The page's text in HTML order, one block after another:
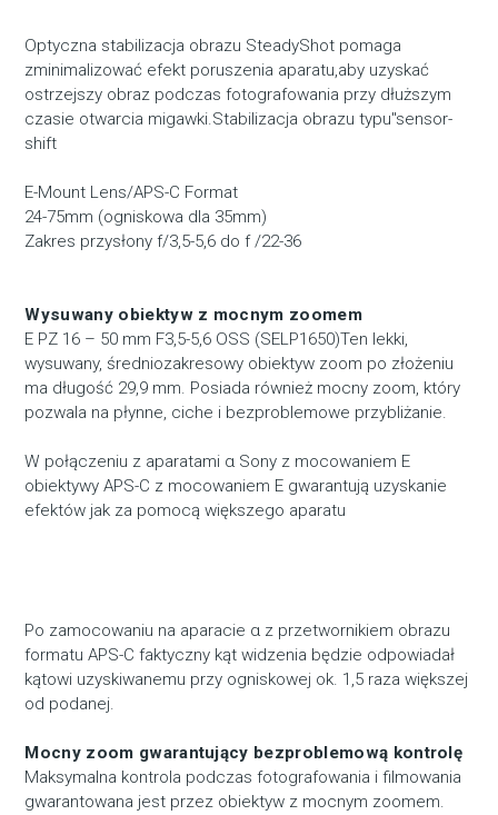
Optyczna stabilizacja obrazu SteadyShot pomaga
zminimalizować efekt poruszenia aparatu,aby uzyskać
ostrzejszy obraz podczas fotografowania przy dłuższym
czasie otwarcia migawki.Stabilizacja obrazu typu"sensor-
shift
E-Mount Lens/APS-C Format
24-75mm (ogniskowa dla 35mm)
Zakres przysłony f/3,5-5,6 do f /22-36
Wysuwany obiektyw z mocnym zoomem
E PZ 16 – 50 mm F3,5-5,6 OSS (SELP1650)Ten lekki,
wysuwany, średniozakresowy obiektyw zoom po złożeniu
ma długość 29,9 mm. Posiada również mocny zoom, który
pozwala na płynne, ciche i bezproblemowe przybliżanie.
W połączeniu z aparatami α Sony z mocowaniem E
obiektywy APS-C z mocowaniem E gwarantują uzyskanie
efektów jak za pomocą większego aparatu
Po zamocowaniu na aparacie α z przetwornikiem obrazu
formatu APS-C faktyczny kąt widzenia będzie odpowiadał
kątowi uzyskiwanemu przy ogniskowej ok. 1,5 raza większej
od podanej.
Mocny zoom gwarantujący bezproblemową kontrolę
Maksymalna kontrola podczas fotografowania i filmowania
gwarantowana jest przez obiektyw z mocnym zoomem.